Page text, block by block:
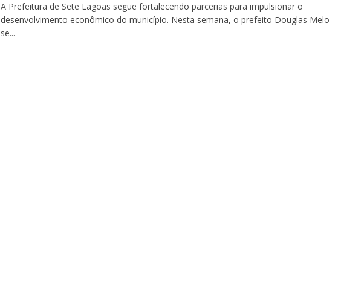
A Prefeitura de Sete Lagoas segue fortalecendo parcerias para impulsionar o
desenvolvimento econômico do município. Nesta semana, o prefeito Douglas Melo
se...